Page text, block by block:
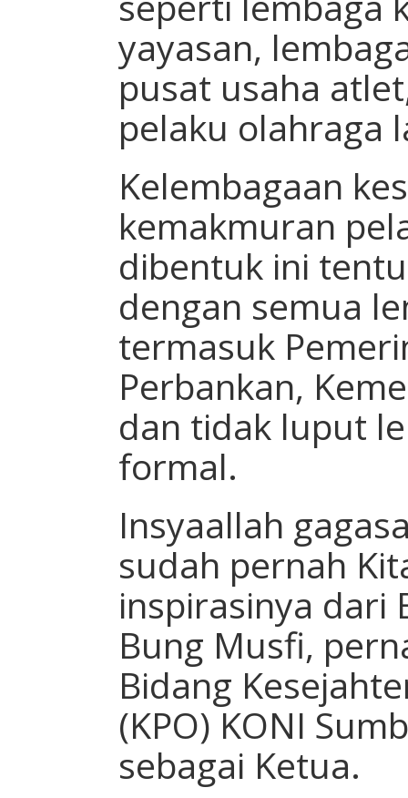
yayasan,
pusat usaha
pelaku olahraga
Kelembagaan
kemakmuran
dibentuk ini
dengan semua
termasuk
Perbankan,
dan tidak luput
formal.
Insyaallah
sudah pernah
inspirasinya dari
Bung Musfi,
Bidang
(KPO) KONI
sebagai Ketua.